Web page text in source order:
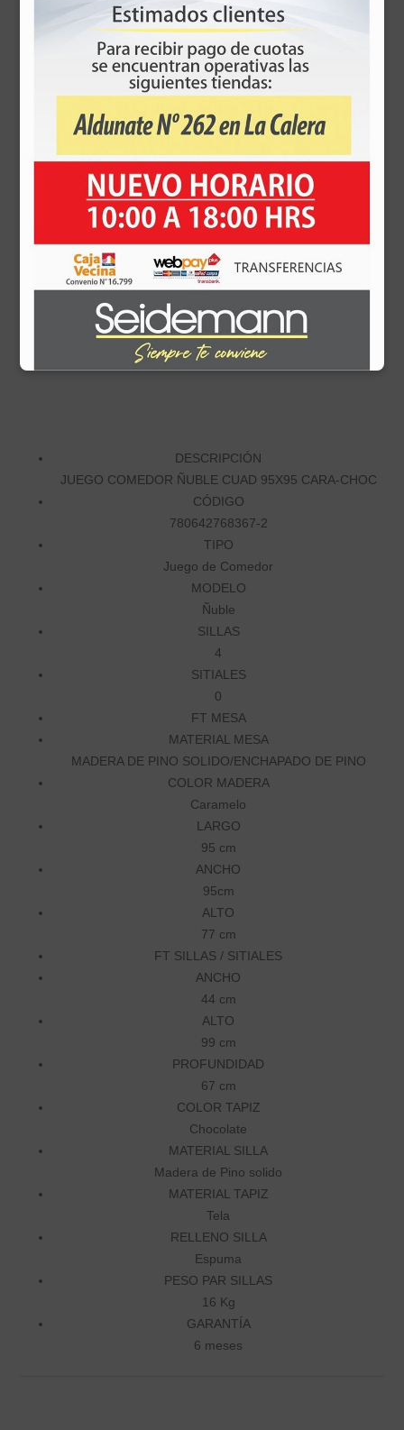
fabricado en Chile con Calidad CIC
Sku: 1005780004070
Precio antiguo: $414.900
Simula tu cuota de la tarjeta MultiSeidemann
Número de cuotas
Valor Cuota:$352.670| Costo Total:
$352.670
DESCRIPCIÓN
JUEGO COMEDOR ÑUBLE CUAD 95X95 CARA-CHOC
CÓDIGO
780642768367-2
TIPO
Juego de Comedor
MODELO
Ñuble
SILLAS
4
SITIALES
0
FT MESA
MATERIAL MESA
MADERA DE PINO SOLIDO/ENCHAPADO DE PINO
COLOR MADERA
Caramelo
LARGO
95 cm
ANCHO
95cm
ALTO
77 cm
FT SILLAS / SITIALES
ANCHO
44 cm
ALTO
99 cm
PROFUNDIDAD
67 cm
COLOR TAPIZ
Chocolate
MATERIAL SILLA
Madera de Pino solido
MATERIAL TAPIZ
Tela
RELLENO SILLA
Espuma
PESO PAR SILLAS
16 Kg
GARANTÍA
6 meses